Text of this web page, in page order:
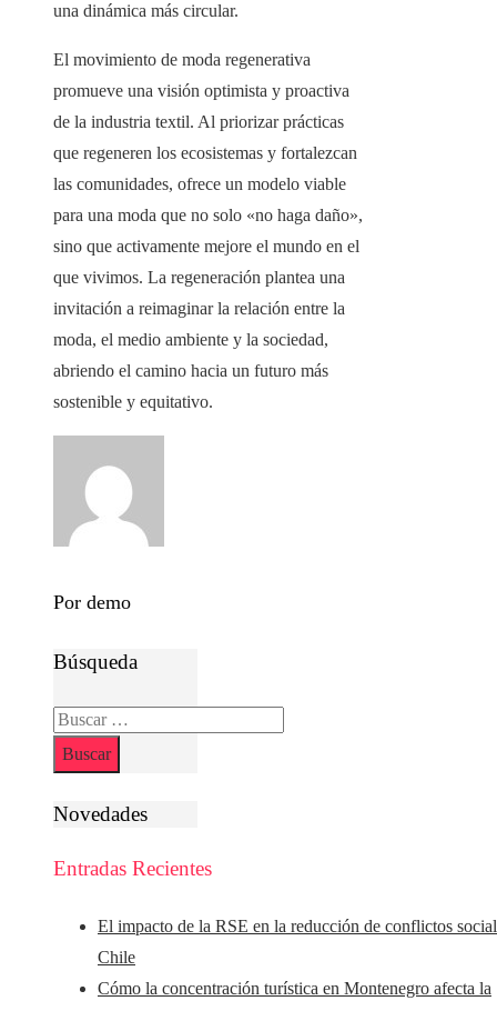
una dinámica más circular.
El movimiento de moda regenerativa
promueve una visión optimista y proactiva
de la industria textil. Al priorizar prácticas
que regeneren los ecosistemas y fortalezcan
las comunidades, ofrece un modelo viable
para una moda que no solo «no haga daño»,
sino que activamente mejore el mundo en el
que vivimos. La regeneración plantea una
invitación a reimaginar la relación entre la
moda, el medio ambiente y la sociedad,
abriendo el camino hacia un futuro más
sostenible y equitativo.
Por demo
Búsqueda
Buscar:
Novedades
Entradas Recientes
El impacto de la RSE en la reducción de conflictos
Chile
Cómo la concentración turística en Montenegro afecta la